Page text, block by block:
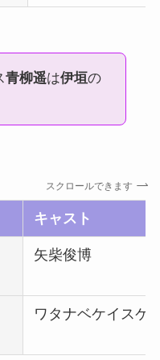
青柳遥は伊垣の
スクロールできます
キャスト
矢柴俊博
ワタナベケイスケ